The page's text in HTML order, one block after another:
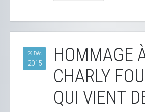
29 Déc
2015
HOMMAGE
CHARLY
QUI VIENT